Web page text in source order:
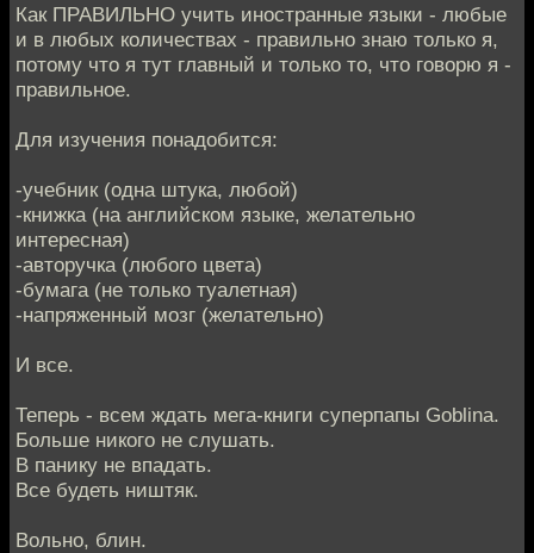
Как ПРАВИЛЬНО учить иностранные языки - любые
и в любых количествах - правильно знаю только я,
потому что я тут главный и только то, что говорю я -
правильное.
Для изучения понадобится:
-учебник (одна штука, любой)
-книжка (на английском языке, желательно
интересная)
-авторучка (любого цвета)
-бумага (не только туалетная)
-напряженный мозг (желательно)
И все.
Теперь - всем ждать мега-книги суперпапы Goblina.
Больше никого не слушать.
В панику не впадать.
Все будеть ништяк.
Вольно, блин.